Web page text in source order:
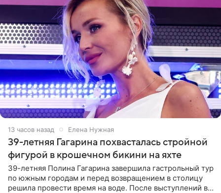
13 часов назад Елена Нужная
39-летняя Гагарина похвасталась стройной
фигурой в крошечном бикини на яхте
39-летняя Полина Гагарина завершила гастрольный тур
по южным городам и перед возвращением в столицу
решила провести время на воде. После выступлений в